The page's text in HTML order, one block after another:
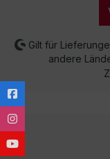
Gilt für
andere